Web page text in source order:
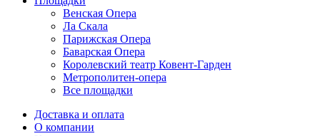
Венская Опера
Ла Скала
Парижская Опера
Баварская Опера
Королевский театр Ковент-Гарден
Метрополитен-опера
Все площадки
Доставка и оплата
О компании